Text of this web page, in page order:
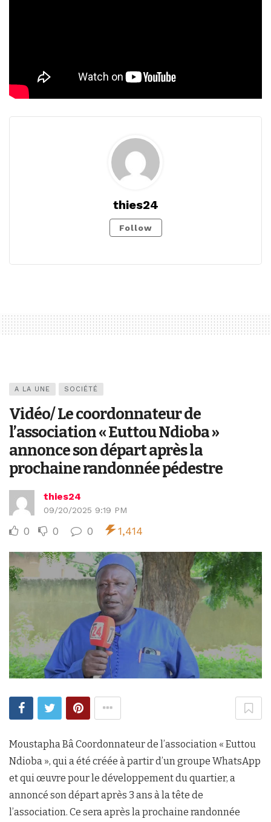
thies24
Follow
A LA UNE SOCIÉTÉ
Vidéo/ Le coordonnateur de
l’association « Euttou Ndioba »
annonce son départ après la
prochaine randonnée pédestre
thies24
09/20/2025 9:19 PM
0 0 0 1,414
Moustapha Bâ Coordonnateur de l’association « Euttou
Ndioba », qui a été créée à partir d’un groupe WhatsApp
et qui œuvre pour le développement du quartier, a
annoncé son départ après 3 ans à la tête de
l’association. Ce sera après la prochaine randonnée